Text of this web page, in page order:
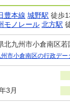
豊本線 城野駅 徒歩
モノレール 北方駅
北九州市小倉南区若
市小倉南区の行政デー
3月